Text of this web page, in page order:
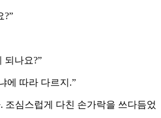
?”
되나요?”
에 따라 다르지.”
조심스럽게 다친 손가락을 쓰다듬었